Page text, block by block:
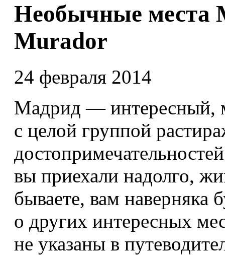
Необычные места
Murador
24 февраля 2014
Мадрид — интересный,
с целой группой
вы приехали надолго,
бываете, вам наверняка
о других интересных
не указаны в